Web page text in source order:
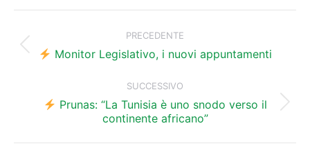
tra
PRECEDENTE
Post
precedente:
Monitor Legislativo, i nuovi appuntamenti
SUCCESSIVO
Prossimo
post:
Prunas: “La Tunisia è uno snodo verso il
continente africano”